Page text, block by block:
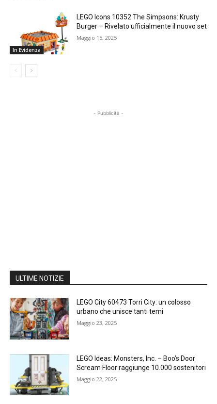
In Evidenza
LEGO Icons 10352 The Simpsons: Krusty
Burger – Rivelato ufficialmente il nuovo set
Maggio 15, 2025
- Pubblicità -
ULTIME NOTIZIE
LEGO City 60473 Torri City: un colosso
urbano che unisce tanti temi
Maggio 23, 2025
LEGO Ideas: Monsters, Inc. – Boo’s Door
Scream Floor raggiunge 10.000 sostenitori
Maggio 22, 2025